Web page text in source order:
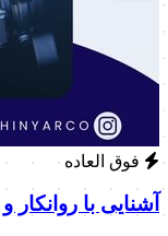
فوق العاده
آشنایی با